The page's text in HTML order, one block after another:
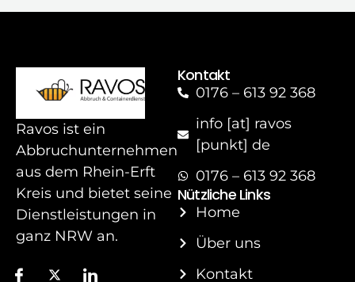
Ravos ist ein
Abbruchunternehmen
aus dem Rhein-Erft
Kreis und bietet seine
Dienstleistungen in
ganz NRW an.
Nützliche Links
Home
Über uns
Kontakt
Kontakt
0176 – 613 92 368
info [at] ravos
[punkt] de
0176 – 613 92 368